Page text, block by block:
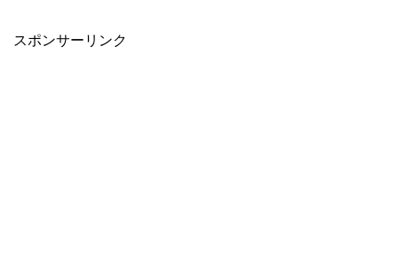
スポンサーリンク